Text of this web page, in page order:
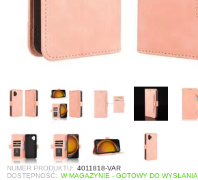
NUMER PRODUKTU: 4011818-VAR
DOSTĘPNOŚĆ: W MAGAZYNIE - GOTOWY DO WYSŁANIA